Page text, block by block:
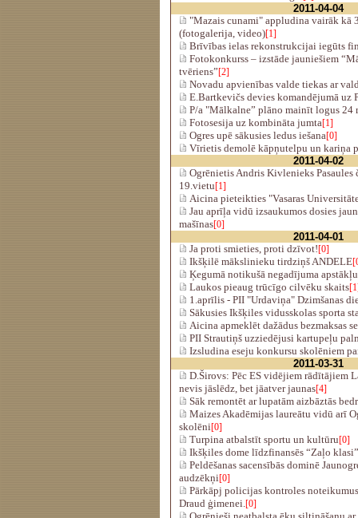
2011-04-04
"Mazais cunami" appludina vairāk kā
(fotogalerija, video)[1]
Brīvības ielas rekonstrukcijai iegūts
Fotokonkurss – izstāde jauniešiem
tvēriens”[2]
Novadu apvienības valde tiekas ar
E.Bartkevičs devies komandējumā uz
P/a "Mālkalne” plāno mainīt logus 24
Fotosesija uz kombināta jumta[1]
Ogres upē sākusies ledus iešana[0]
Vīrietis demolē kāpņutelpu un kariņa
2011-04-02
Ogrēnietis Andris Kivlenieks Pasaules
19.vietu[1]
Aicina pieteikties "Vasaras
Jau aprīļa vidū izsaukumos dosies
mašīnas[0]
2011-04-01
Ja proti smieties, proti dzīvot![0]
Ikšķilē mākslinieku tirdziņš ANDELE
Ķegumā notikušā negadījuma
Laukos pieaug trūcīgo cilvēku skaits
1.aprīlis - PII "Urdaviņa" Dzimšanas
Sākusies Ikšķiles vidusskolas sporta
Aicina apmeklēt dažādus bezmaksas
PII Strautiņš uzziedējusi kartupeļu
Izsludina eseju konkursu skolēniem
2011-03-31
D.Širovs: Pēc ES vidējiem rādītājiem
nevis jāslēdz, bet jāatver jaunas[4]
Sāk remontēt ar lupatām aizbāztās
Maizes Akadēmijas laureātu vidū arī
skolēni[0]
Turpina atbalstīt sportu un kultūru[0]
Ikšķiles dome līdzfinansēs “Zaļo
Peldēšanas sacensībās dominē
audzēkņi[0]
Pārkāpj policijas kontroles
Draud ģimenei.[0]